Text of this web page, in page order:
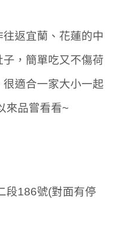
往返宜蘭、花蓮的中
，簡單吃又不傷荷
適合一家大小一起
來品嘗看看~
段186號(對面有停